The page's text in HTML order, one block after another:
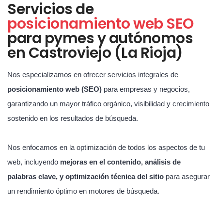
Servicios de
posicionamiento web SEO
para pymes y autónomos
en Castroviejo (La Rioja)
Nos especializamos en ofrecer servicios integrales de
posicionamiento web (SEO) para empresas y negocios,
garantizando un mayor tráfico orgánico, visibilidad y crecimiento
sostenido en los resultados de búsqueda.
Nos enfocamos en la optimización de todos los aspectos de tu
web, incluyendo mejoras en el contenido, análisis de
palabras clave, y optimización técnica del sitio para asegurar
un rendimiento óptimo en motores de búsqueda.